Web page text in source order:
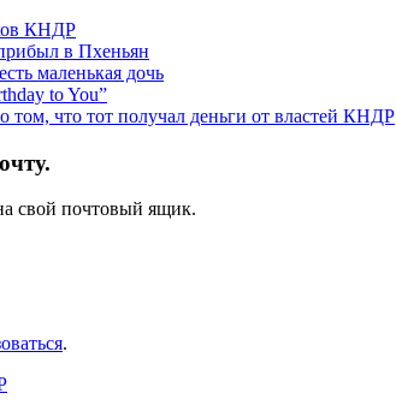
КНДР
в Пхеньян
маленькая дочь
to You”
что тот получал деньги от властей КНДР
свой почтовый ящик.
.